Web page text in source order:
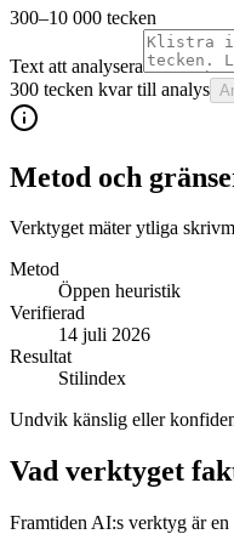
300–10 000 tecken
Text att analysera
300 tecken kvar till analys
Metod och
Verktyget mäter ytliga
Metod
Öppen heuristik
Verifierad
14 juli 2026
Resultat
Stilindex
Undvik känslig eller
Vad verktyget
Framtiden AI:s verktyg är en